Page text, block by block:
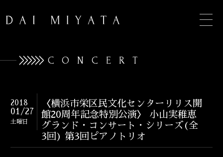
TOP
INFORMATION
BIOGRAPHY
CONCERT
2018
01/27
土曜日
〈横浜市栄区民文化センターリリス開
館20周年記念特別公演〉 小山実稚恵
グランド・コンサート・シリーズ(全
3回) 第3回ピアノトリオ